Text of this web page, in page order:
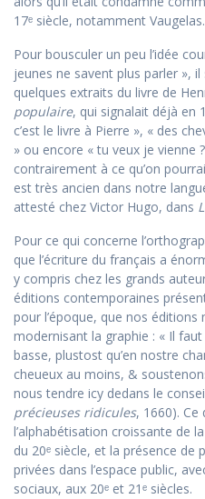
17ᵉ siècle, notamment Vaugelas.
Pour bousculer un peu l’idée
jeunes ne savent plus parler »,
quelques extraits du livre de
populaire, qui signalait déjà en
c’est le livre à Pierre », « des
» ou encore « tu veux je vienne
contrairement à ce qu’on
est très ancien dans notre
attesté chez Victor Hugo, dans
Pour ce qui concerne
que l’écriture du français a
y compris chez les grands
éditions contemporaines
pour l’époque, que nos
modernisant la graphie : « Il
basse, plustost qu’en nostre
cheueux au moins, &
nous tendre icy dedans le
précieuses ridicules, 1660). Ce
l’alphabétisation croissante de
du 20ᵉ siècle, et la présence de
privées dans l’espace public,
sociaux, aux 20ᵉ et 21ᵉ siècles.